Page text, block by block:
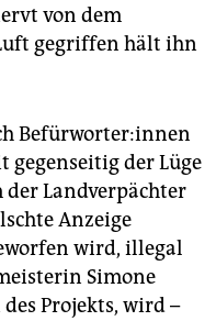
von dem
gegriffen hält ihn
Be­für­wor­te­r:in­nen
gegenseitig der Lüge
Landverpächter
Anzeige
wird, illegal
Simone
Projekts, wird –